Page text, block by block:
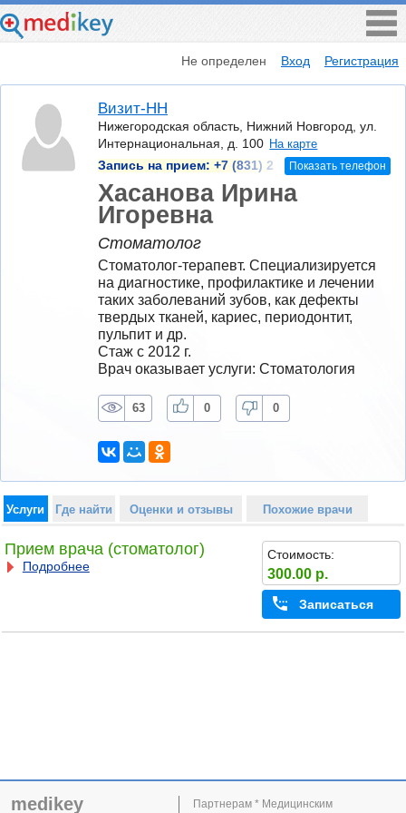
Не определен Вход Регистрация
Визит-НН
Нижегородская область, Нижний Новгород, ул.
Интернациональная, д. 100 На карте
Запись на прием: +7 (831) 2 Показать телефон
Хасанова Ирина
Игоревна
Стоматолог
Стоматолог-терапевт. Специализируется
на диагностике, профилактике и лечении
таких заболеваний зубов, как дефекты
твердых тканей, кариес, периодонтит,
пульпит и др.
Стаж с 2012 г.
Врач оказывает услуги: Стоматология
63 0 0
Услуги Где найти Оценки и отзывы Похожие врачи
Прием врача (стоматолог)
Подробнее
Стоимость:
300.00 р.
Записаться
medikey
Партнерам * Медицинским